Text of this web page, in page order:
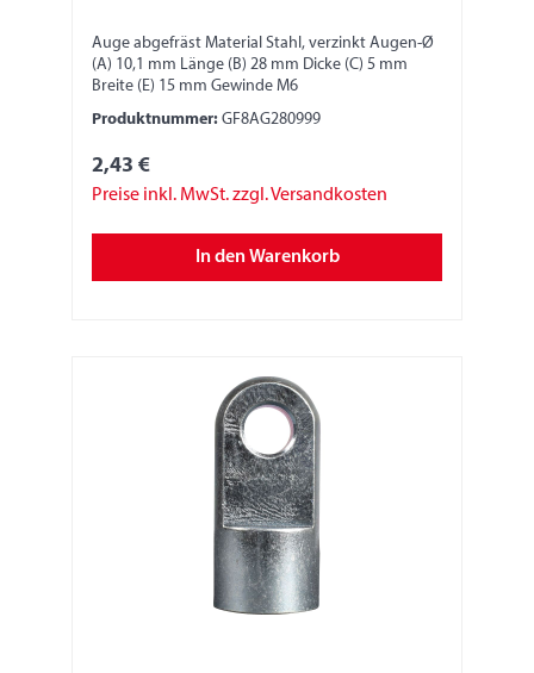
Auge abgefräst Material Stahl, verzinkt Augen-Ø
(A) 10,1 mm Länge (B) 28 mm Dicke (C) 5 mm
Breite (E) 15 mm Gewinde M6
Produktnummer: GF8AG280999
2,43 €
Preise inkl. MwSt. zzgl. Versandkosten
In den Warenkorb